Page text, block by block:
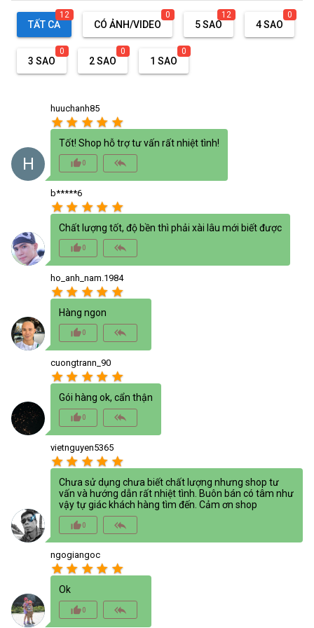
TẤT CẢ
12
CÓ ẢNH/VIDEO
0
5 SAO
12
4 SAO
0
3 SAO
0
2 SAO
0
1 SAO
0
H
huuchanh85
star star star star star
Tốt! Shop hỗ trợ tư vấn rất nhiệt tình!
thumb_up_alt0 reply_all
b*****6
star star star star star
Chất lượng tốt, độ bền thì phải xài lâu mới biết được
thumb_up_alt0 reply_all
ho_anh_nam.1984
star star star star star
Hàng ngon
thumb_up_alt0 reply_all
cuongtrann_90
star star star star star
Gói hàng ok, cẩn thận
thumb_up_alt0 reply_all
vietnguyen5365
star star star star star
Chưa sử dụng chưa biết chất lượng nhưng shop tư
vấn và hướng dẫn rất nhiệt tình. Buôn bán có tâm như
vậy tự giác khách hàng tìm đến. Cảm ơn shop
thumb_up_alt0 reply_all
ngogiangoc
star star star star star
Ok
thumb_up_alt0 reply_all